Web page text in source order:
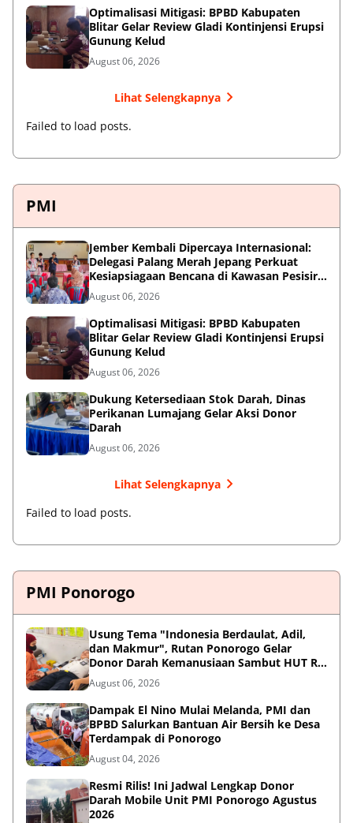
Optimalisasi Mitigasi: BPBD Kabupaten
Blitar Gelar Review Gladi Kontinjensi Erupsi
Gunung Kelud
August 06, 2026
Lihat Selengkapnya
Failed to load posts.
PMI
Jember Kembali Dipercaya Internasional:
Delegasi Palang Merah Jepang Perkuat
Kesiapsiagaan Bencana di Kawasan Pesisir
dan Sekolah
August 06, 2026
Optimalisasi Mitigasi: BPBD Kabupaten
Blitar Gelar Review Gladi Kontinjensi Erupsi
Gunung Kelud
August 06, 2026
Dukung Ketersediaan Stok Darah, Dinas
Perikanan Lumajang Gelar Aksi Donor
Darah
August 06, 2026
Lihat Selengkapnya
Failed to load posts.
PMI Ponorogo
Usung Tema "Indonesia Berdaulat, Adil,
dan Makmur", Rutan Ponorogo Gelar
Donor Darah Kemanusiaan Sambut HUT RI
ke-81
August 06, 2026
Dampak El Nino Mulai Melanda, PMI dan
BPBD Salurkan Bantuan Air Bersih ke Desa
Terdampak di Ponorogo
August 04, 2026
Resmi Rilis! Ini Jadwal Lengkap Donor
Darah Mobile Unit PMI Ponorogo Agustus
2026